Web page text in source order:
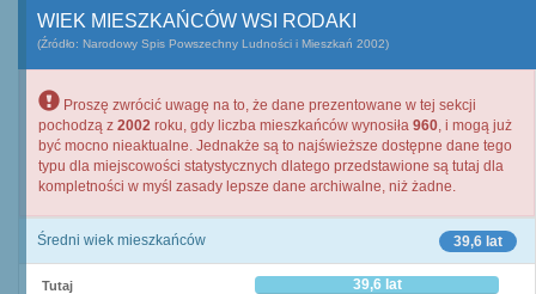
WIEK MIESZKAŃCÓW WSI RODAKI
(Źródło: Narodowy Spis Powszechny Ludności i Mieszkań 2002)
Proszę zwrócić uwagę na to, że dane prezentowane w tej sekcji
pochodzą z 2002 roku, gdy liczba mieszkańców wynosiła 960, i mogą już
być mocno nieaktualne. Jednakże są to najświeższe dostępne dane tego
typu dla miejscowości statystycznych dlatego przedstawione są tutaj dla
kompletności w myśl zasady lepsze dane archiwalne, niż żadne.
39,6 lat
Średni wiek mieszkańców
Tutaj 39,6 lat